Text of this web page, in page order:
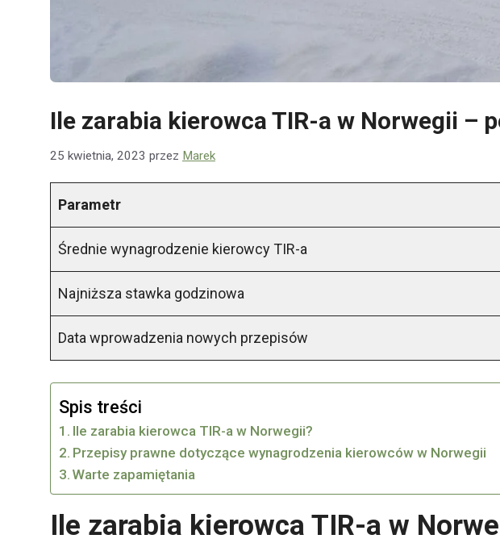
Ile zarabia kierowca TIR-a w Norwegii –
25 kwietnia, 2023 przez Marek
Parametr
Średnie wynagrodzenie kierowcy TIR-a
Najniższa stawka godzinowa
Data wprowadzenia nowych przepisów
Spis treści
Ile zarabia kierowca TIR-a w Norwegii?
Przepisy prawne dotyczące wynagrodzenia kierowców w Norwegii
Warte zapamiętania
Ile zarabia kierowca TIR-a w